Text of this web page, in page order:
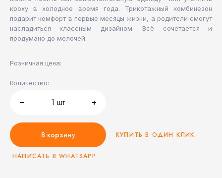
кроху в холодное время года. Трикотажный комбинезон
подарит комфорт в первые месяцы жизни, а родители смогут
насладиться классным дизайном. Всё сочетается и
продумано до мелочей.
Розничная цена:
Количество:
1 шт
В корзину КУПИТЬ В ОДИН КЛИК
НАПИСАТЬ В WHATSAPP